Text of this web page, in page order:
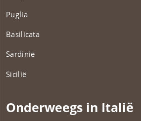
Puglia
Basilicata
Sardinië
Sicilië
Onderweegs in Italië